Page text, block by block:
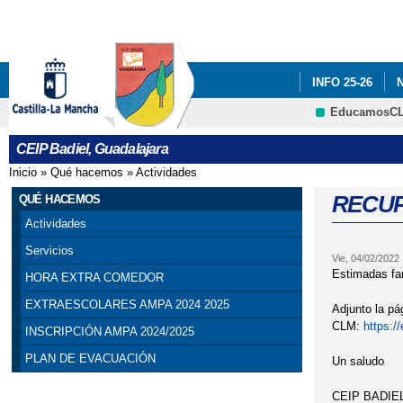
INFO 25-26
ADF:
PREMIOS:
SELLO DE
VISITA
CONCEJALA DE
CEIP Badiel, Guadalajara
Se encuentra usted aquí
Inicio » Qué hacemos » Actividades
QUÉ HACEMOS
Actividades
Servicios
HORA EXTRA COMEDOR
EXTRAESCOLARES AMPA 2024 2025
INSCRIPCIÓN AMPA 2024/2025
PLAN DE EVACUACIÓN
Vie, 04/02/2022
Estimadas
Adjunto la
CLM:
Un saludo
CEIP